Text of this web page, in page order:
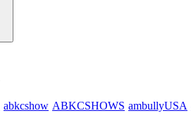
abkcshow ABKCSHOWS ambullyUSA